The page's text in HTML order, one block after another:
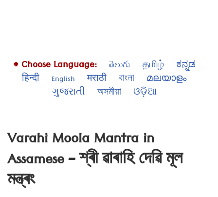
# Choose Language: తెలుగు தமிழ்
ಕನ್ನಡ
हिन्दी
English मराठी বাংলা
മലയാളം
ગુજરાતી
অসমীয়া ଓଡ଼ିଆ
Varahi Moola Mantra in
Assamese – শ্ৰী ৱাৰাহি দেৱি মূল
মন্ত্ৰং